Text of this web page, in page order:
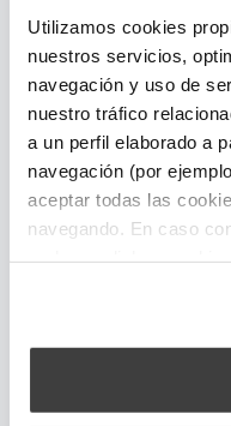
Utilizamos cookies
nuestros servicios,
navegación y uso de
nuestro tráfico
a un perfil elaborado a
navegación (por
aceptar todas las
navegando. En caso
El Código Técnico de
del Aire Interior",
sistema de
aire limpio
calidad del aire
de ventilación
de Beaufort